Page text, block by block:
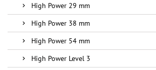
High Power 29 mm
High Power 38 mm
High Power 54 mm
High Power Level 3